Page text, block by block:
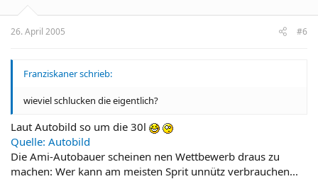
26. April 2005 #6
Franziskaner schrieb:
wieviel schlucken die eigentlich?
Laut Autobild so um die 30l
Quelle: Autobild
Die Ami-Autobauer scheinen nen Wettbewerb draus zu
machen: Wer kann am meisten Sprit unnütz verbrauchen...